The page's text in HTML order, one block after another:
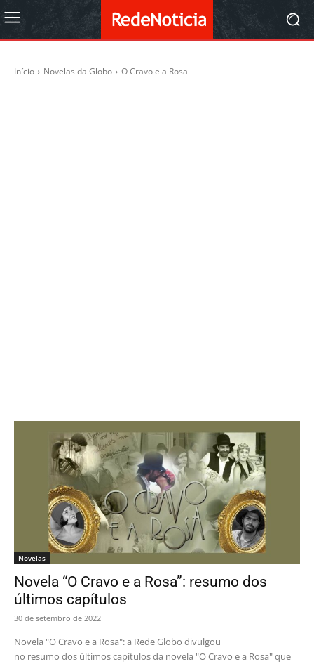
Início Novelas da Globo O Cravo e a Rosa
Novelas
Novela “O Cravo e a Rosa”: resumo dos
últimos capítulos
30 de setembro de 2022
Novela "O Cravo e a Rosa": a Rede Globo divulgou
no resumo dos últimos capítulos da novela "O Cravo e a Rosa" que